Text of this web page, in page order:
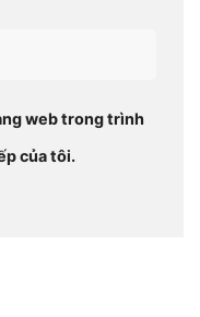
web trong trình
của tôi.